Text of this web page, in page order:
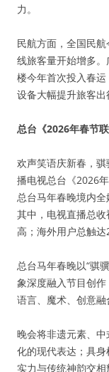
力。
民航方面，全国民
线旅客量开始增多
楼今年首次投入春
设备大幅提升旅客出
总台《2026年春节
欢声笑语庆新春，
播电视总台《2026
总台马年春晚境内全
其中，电视直播总
高；海外用户总触
总台马年春晚以“骐
象深度融入节目创作
语言、魔术、创意融
晚会将非遗元素、
化的现代表达；具
实力与传统神韵交